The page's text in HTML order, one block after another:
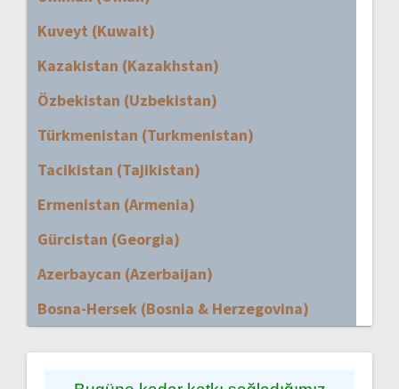
Kuveyt (Kuwait)
Kazakistan (Kazakhstan)
Özbekistan (Uzbekistan)
Türkmenistan (Turkmenistan)
Tacikistan (Tajikistan)
Ermenistan (Armenia)
Gürcistan (Georgia)
Azerbaycan (Azerbaijan)
Bosna-Hersek (Bosnia & Herzegovina)